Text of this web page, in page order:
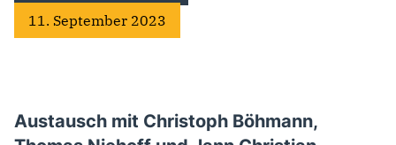
11. September 2023
Austausch mit Christoph Böhmann,